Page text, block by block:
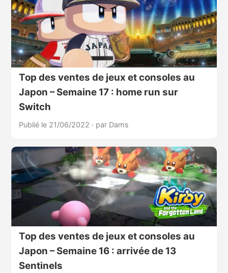
Top des ventes de jeux et consoles au
Japon – Semaine 17 : home run sur
Switch
Publié le 21/06/2022 · par Dams
Top des ventes de jeux et consoles au
Japon – Semaine 16 : arrivée de 13
Sentinels